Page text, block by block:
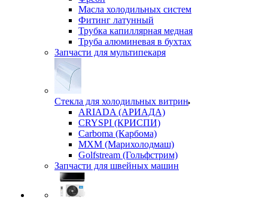
Масла холодильных систем
Фитинг латунный
Трубка капиллярная медная
Труба алюминевая в бухтах
Запчасти для мультипекаря
Стекла для холодильных витрин
ARIADA (АРИАДА)
CRYSPI (КРИСПИ)
Carboma (Карбома)
MXM (Марихолодмаш)
Golfstream (Гольфстрим)
Запчасти для швейных машин